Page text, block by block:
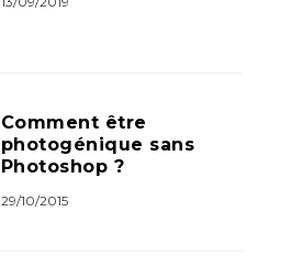
Comment être
photogénique sans
Photoshop ?
29/10/2015